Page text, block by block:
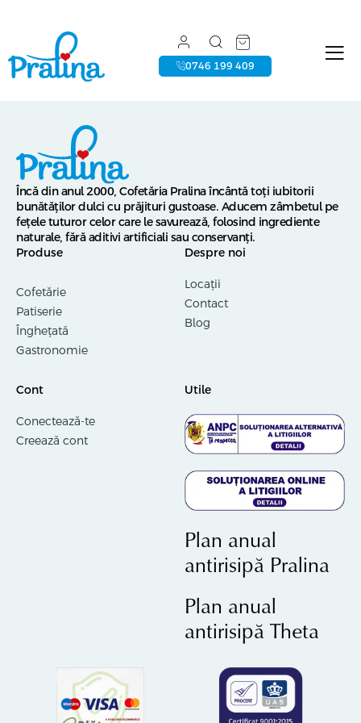
0746 199 409
Încă din anul 2000, Cofetăria Pralina încântă toți iubitorii
bunătăților dulci cu prăjituri gustoase. Aducem zâmbetul pe
fețele tuturor celor care le savurează, folosind ingrediente
naturale, fără aditivi artificiali sau conservanți.
Produse
Cofetărie
Patiserie
Înghețată
Gastronomie
Despre noi
Locații
Contact
Blog
Cont
Conectează-te
Creează cont
Utile
Plan anual
antirisipă Pralina
Plan anual
antirisipă Theta